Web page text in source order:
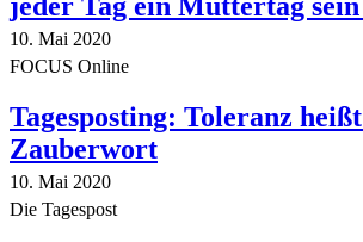
10. Mai 2020
FOCUS Online
Tagesposting: Toleranz
Zauberwort
10. Mai 2020
Die Tagespost